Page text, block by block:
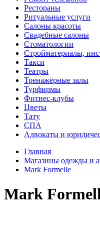
Рестораны
Ритуальные услуги
Салоны красоты
Свадебные салоны
Стоматологии
Стройматериалы,
Такси
Театры
Тренажёрные залы
Турфирмы
Фитнес-клубы
Цветы
Тату
СПА
Адвокаты и
Главная
Магазины одежды и
Mark Formelle
Mark